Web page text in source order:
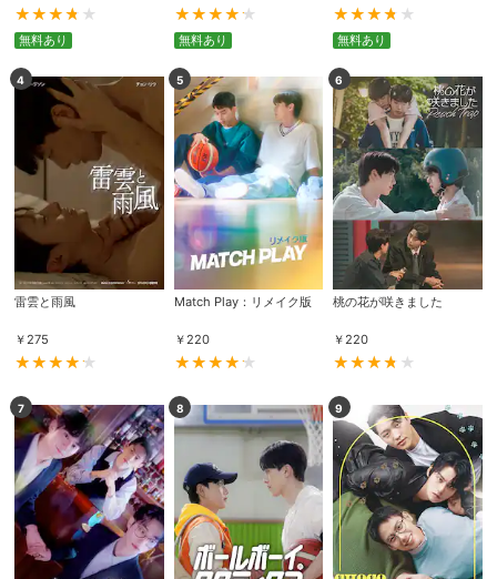
無料あり 無料あり 無料あり
4
雷雲と雨風
￥ 275
5
Match Play：リメイク版
￥ 220
6
桃の花が咲きました
￥ 220
7 8 9